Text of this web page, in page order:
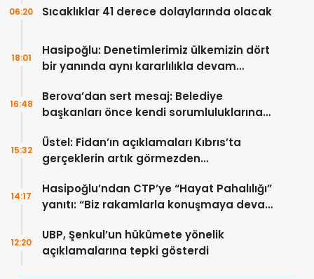
Sıcaklıklar 41 derece dolaylarında olacak
06:20
Hasipoğlu: Denetimlerimiz ülkemizin dört
bir yanında aynı kararlılıkla devam
18:01
Berova’dan sert mesaj: Belediye
başkanları önce kendi sorumluluklarına
16:48
Üstel: Fidan’ın açıklamaları Kıbrıs’ta
gerçeklerin artık görmezden
15:32
Hasipoğlu’ndan CTP’ye “Hayat Pahalılığı”
yanıtı: “Biz rakamlarla konuşmaya devam
14:17
UBP, Şenkul’un hükümete yönelik
açıklamalarına tepki gösterdi
12:20